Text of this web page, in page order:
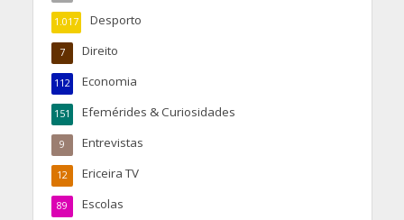
Desporto
1.017
Direito
7
Economia
112
Efemérides & Curiosidades
151
Entrevistas
9
Ericeira TV
12
Escolas
89